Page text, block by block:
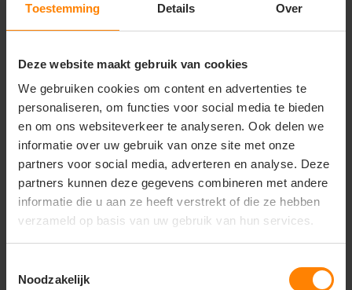
Toestemming Details Over
Deze website maakt gebruik van cookies
We gebruiken cookies om content en advertenties te
personaliseren, om functies voor social media te bieden
en om ons websiteverkeer te analyseren. Ook delen we
informatie over uw gebruik van onze site met onze
partners voor social media, adverteren en analyse. Deze
partners kunnen deze gegevens combineren met andere
informatie die u aan ze heeft verstrekt of die ze hebben
verzameld op basis van uw gebruik van hun services.
Noodzakelijk
Geïsoleerd:
De wintervoering biedt thermische
die zorgt voor een moderne en professionele
presentatie.
Materiaal en Kwaliteit
Buitenstof:100% Polyester met PU-laminaat
(Techshell).
waterdichtheid.
Ritsen:Voorzien van waterafstotende ritsen en
Eigenschappen:Winddicht, waterdicht en